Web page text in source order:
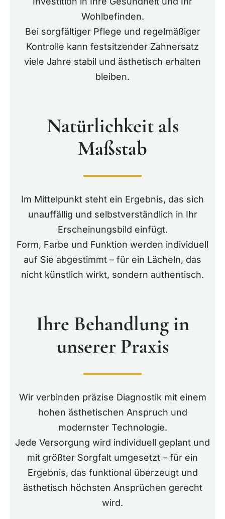
Wohlbefinden.
Bei sorgfältiger Pflege und regelmäßiger
Kontrolle kann festsitzender Zahnersatz
viele Jahre stabil und ästhetisch erhalten
bleiben.
Natürlichkeit als
Maßstab
Im Mittelpunkt steht ein Ergebnis, das sich
unauffällig und selbstverständlich in Ihr
Erscheinungsbild einfügt.
Form, Farbe und Funktion werden individuell
auf Sie abgestimmt – für ein Lächeln, das
nicht künstlich wirkt, sondern authentisch.
Ihre Behandlung in
unserer Praxis
Wir verbinden präzise Diagnostik mit einem
hohen ästhetischen Anspruch und
modernster Technologie.
Jede Versorgung wird individuell geplant und
mit größter Sorgfalt umgesetzt – für ein
Ergebnis, das funktional überzeugt und
ästhetisch höchsten Ansprüchen gerecht
wird.